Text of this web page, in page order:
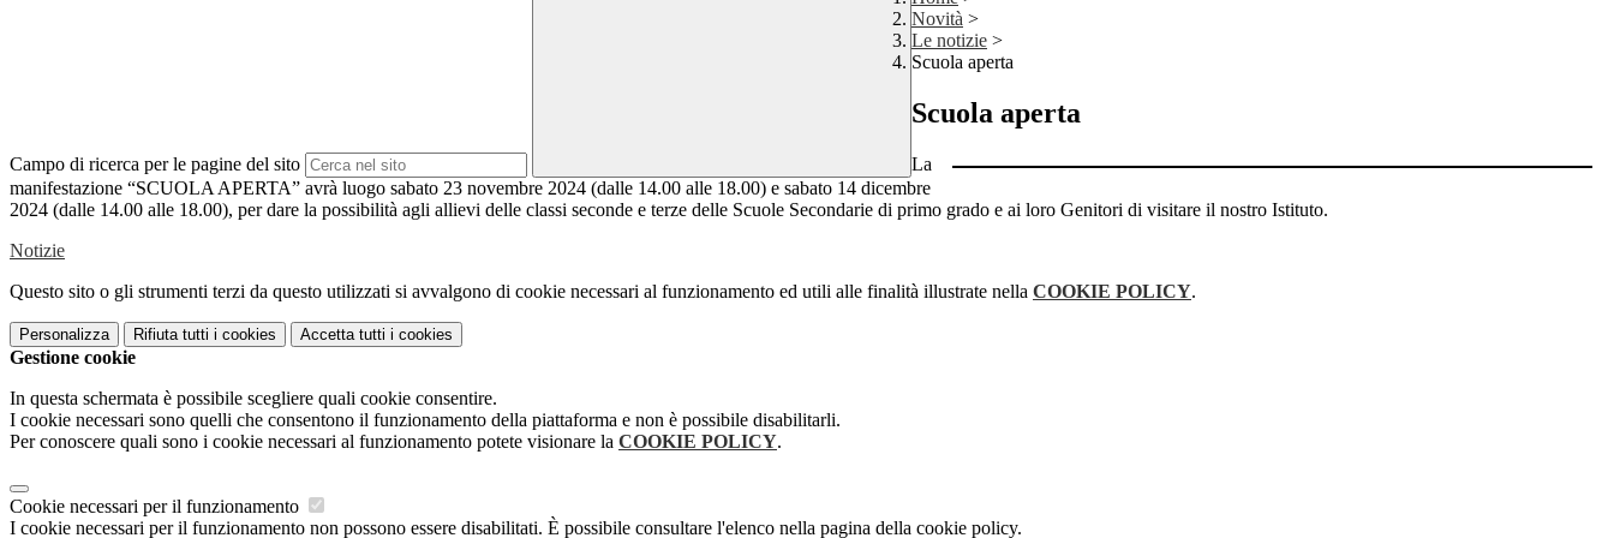
Campo di ricerca per le pagine del sito
Novità >
Le notizie >
Scuola aperta
Scuola aperta
La
manifestazione “SCUOLA APERTA” avrà luogo sabato 23 novembre 2024 (dalle 14.00 alle 18.00) e sabato 14 dicembre
2024 (dalle 14.00 alle 18.00), per dare la possibilità agli allievi delle classi seconde e terze delle Scuole Secondarie di primo grado e ai loro Genitori di visitare il nostro Istituto.
Notizie
Questo sito o gli strumenti terzi da questo utilizzati si avvalgono di cookie necessari al funzionamento ed utili alle finalità illustrate nella COOKIE POLICY.
Personalizza Rifiuta tutti i cookies Accetta tutti i cookies
Gestione cookie
In questa schermata è possibile scegliere quali cookie consentire.
I cookie necessari sono quelli che consentono il funzionamento della piattaforma e non è possibile disabilitarli.
Per conoscere quali sono i cookie necessari al funzionamento potete visionare la COOKIE POLICY.
Cookie necessari per il funzionamento
I cookie necessari per il funzionamento non possono essere disabilitati. È possibile consultare l'elenco nella pagina della cookie policy.